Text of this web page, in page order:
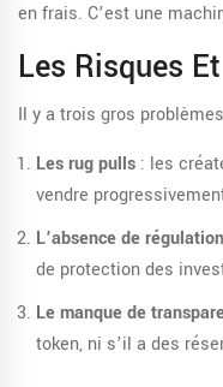
en frais. C’est une
Les Risques
Il y a trois gros
Les rug pulls : les
vendre
L’absence de régulation
de protection des
Le manque de
token, ni s’il a des